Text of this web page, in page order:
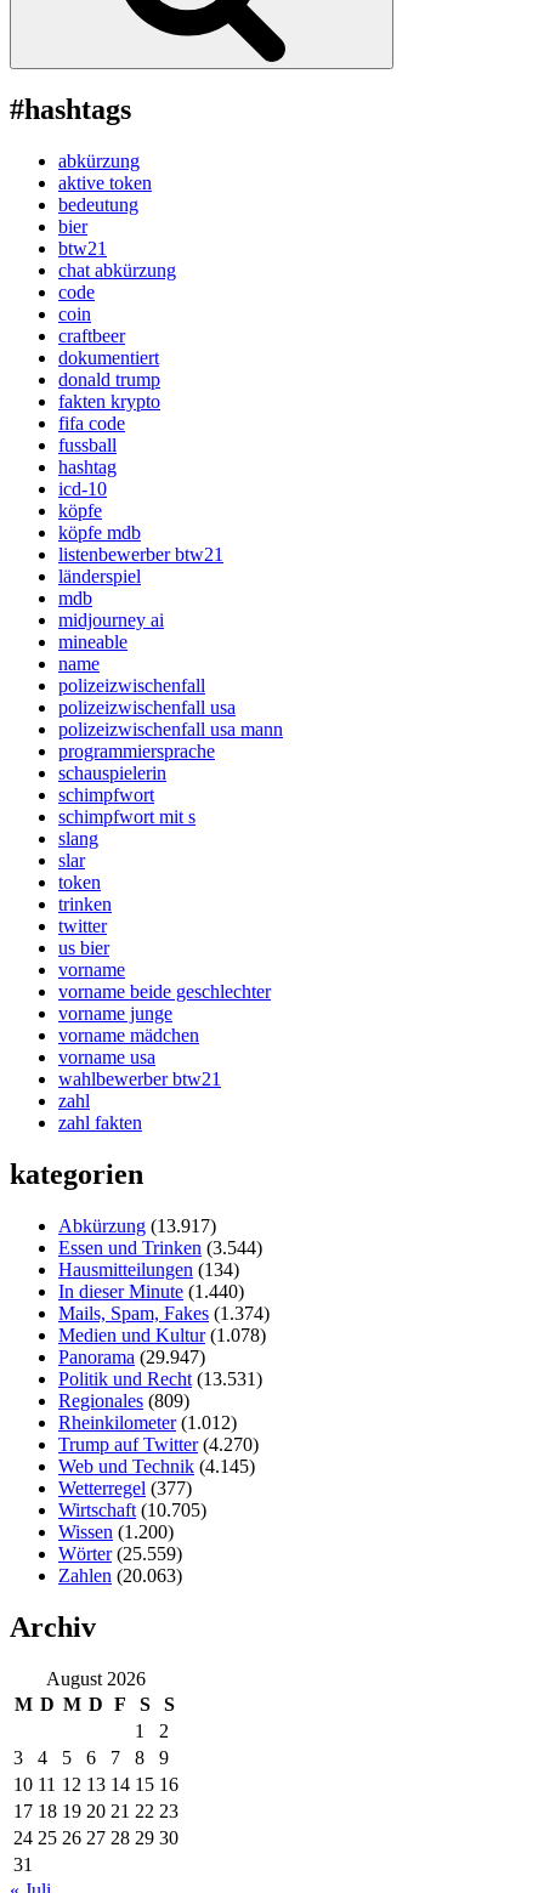
#hashtags
abkürzung
aktive token
bedeutung
bier
btw21
chat abkürzung
code
coin
craftbeer
dokumentiert
donald trump
fakten krypto
fifa code
fussball
hashtag
icd-10
köpfe
köpfe mdb
listenbewerber btw21
länderspiel
mdb
midjourney ai
mineable
name
polizeizwischenfall
polizeizwischenfall usa
polizeizwischenfall usa mann
programmiersprache
schauspielerin
schimpfwort
schimpfwort mit s
slang
slar
token
trinken
twitter
us bier
vorname
vorname beide geschlechter
vorname junge
vorname mädchen
vorname usa
wahlbewerber btw21
zahl
zahl fakten
kategorien
Abkürzung (13.917)
Essen und Trinken (3.544)
Hausmitteilungen (134)
In dieser Minute (1.440)
Mails, Spam, Fakes (1.374)
Medien und Kultur(1.078)
Panorama (29.947)
Politik und Recht (13.531)
Regionales (809)
Rheinkilometer(1.012)
Trump auf Twitter(4.270)
Web und Technik (4.145)
Wetterregel (377)
Wirtschaft (10.705)
Wissen (1.200)
Wörter(25.559)
Zahlen (20.063)
Archiv
August 2026
M D M D F S
S
1
2
3
4 5 6 7 8
9
10 11 12 13 14 15 16
17 18 19 20 21 22 23
24 25 26 27 28 29 30
31